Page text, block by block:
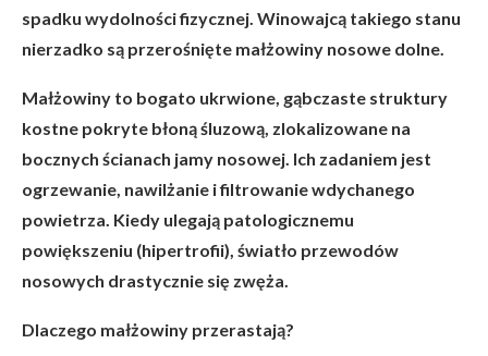
spadku wydolności fizycznej. Winowajcą takiego stanu
nierzadko są przerośnięte małżowiny nosowe dolne.
Małżowiny to bogato ukrwione, gąbczaste struktury
kostne pokryte błoną śluzową, zlokalizowane na
bocznych ścianach jamy nosowej. Ich zadaniem jest
ogrzewanie, nawilżanie i filtrowanie wdychanego
powietrza. Kiedy ulegają patologicznemu
powiększeniu (hipertrofii), światło przewodów
nosowych drastycznie się zwęża.
Dlaczego małżowiny przerastają?